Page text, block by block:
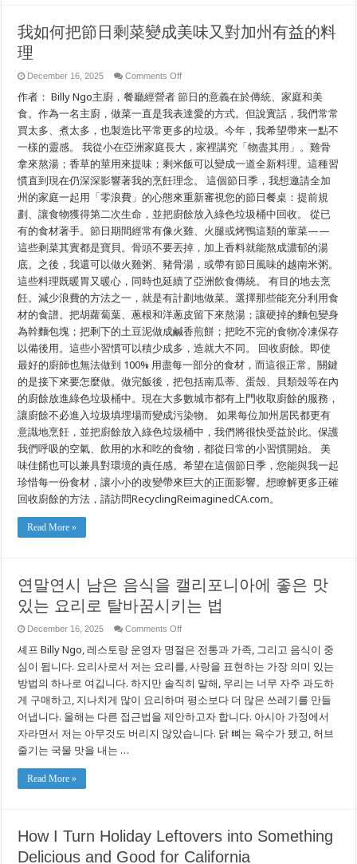
我如何把節日剩菜變成美味又對加州有益的料
理
December 16, 2025 Comments Offon
如
何
把
節
日
菜
變
成
美
味
又
對
加
州
有
益
的
料
理
作者： Billy Ngo主廚，餐廳經營者 節日的意義在於傳統、家庭和美
食。作為一名主廚，做菜一直是我表達愛的方式。但說實話，我們常常
買太多、煮太多，也製造比平常更多的垃圾。今年，我希望帶來一點不
一樣的靈感。 我從小在亞洲家庭長大，家裡講究「物盡其用」。雞骨
拿來熬湯；香草的莖用來提味；剩米飯可以變成一道全新料理。這種習
慣直到現在仍深深影響著我的烹飪理念。 這個節日季，我想邀請全加
州的家庭一起用「零浪費」的心態來重新審視您的節日餐桌：提前規
劃、讓食物獲得第二次生命，並把廚餘放入綠色垃圾桶中回收。 從已
有的食材著手。節日期間經常有像火雞、火腿或烤鴨這類的葷菜——
這些剩菜其實都是寶貝。骨頭不要丟掉，加上香料就能熬成濃郁的湯
底。之後，我還可以做火雞粥、豬骨湯，或帶有節日風味的越南米粥。
這些料理既暖胃又暖心，同時也延續了亞洲飲食傳統。 有目的地去烹
飪。減少浪費的方法之一，就是有計劃地做菜。選擇那些能充分利用食
材的食譜。把胡蘿蔔葉、蔥根和洋蔥皮留下來熬湯；讓硬掉的麵包變身
為幹麵包塊；把剩下的土豆泥做成鹹香煎餅；把吃不完的食物冷凍保存
以備後用。這些小習慣可以積少成多，造就大不同。 回收廚餘。即使
最好的廚師也無法做到 100% 用盡每一部分的食材，而這很正常。關鍵
的是接下來要怎麼做。做完飯後，把包括南瓜蒂、蛋殼、貝類殼等在內
的廚餘放進綠色垃圾桶中。現在大多數城市都有上門收取廚餘的服務，
讓廚餘不必進入垃圾填埋場而變成污染物。 如果每位加州居民都更有
意識地烹飪，並把廚餘放入綠色垃圾桶中，我們將很快受益於此。保護
我們呼吸的空氣、飲用的水和吃的食物，都從日常的小習慣開始。 美
味佳餚也可以兼具對環境的責任感。希望在這個節日季，您能與我一起
珍惜每一份食材，讓小小的改變帶來巨大的正面影響。想瞭解更多正確
回收廚餘的方法，請訪問RecyclingReimaginedCA.com。
Read More »
연말연시 남은 음식을 캘리포니아에 좋은 맛
있는 요리로 탈바꿈시키는 법
December 16, 2025 Comments Offon
말
연
시
남
은
식
을
은
맛
있
셰프 Billy Ngo, 레스토랑 운영자 명절은 전통과 가족, 그리고 음식이 중
심이 됩니다. 요리사로서 저는 요리를, 사랑을 표현하는 가장 의미 있는
방법의 하나로 여깁니다. 하지만 솔직히 말해, 우리는 너무 자주 과도하
게 구매하고, 지나치게 많이 요리하며 평소보다 더 많은 쓰레기를 만들
어냅니다. 올해는 다른 접근법을 제안하고자 합니다. 아시아 가정에서
자라면서 저는 아무것도 버리지 않았습니다. 닭 뼈는 육수가 됐고, 허브
줄기는 국물 맛을 내는 …
Read More »
How I Turn Holiday Leftovers into Something
Delicious and Good for California